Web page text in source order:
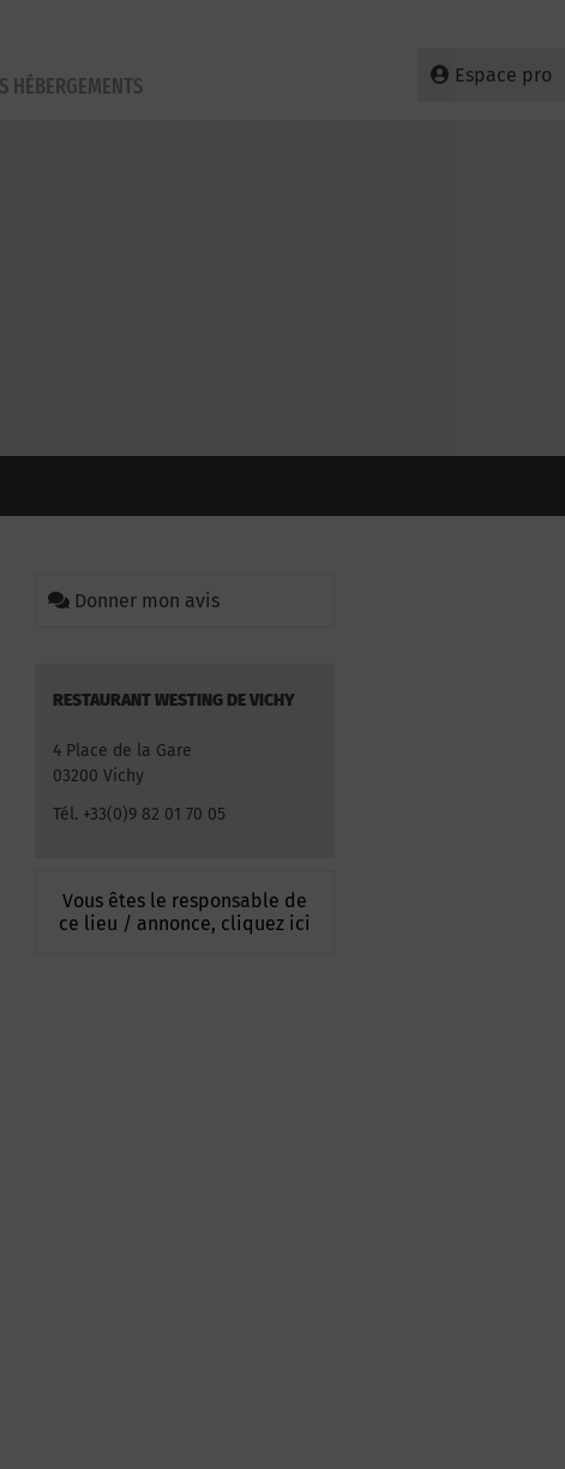
Espace pro
HÉBERGEMENTS
Donner mon avis
RESTAURANT WESTING DE VICHY
4 Place de la Gare
03200 Vichy
Tél. +33(0)9 82 01 70 05
Vous êtes le responsable de
ce lieu / annonce, cliquez ici